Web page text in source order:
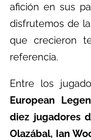
afición en sus
disfrutemos de
que crecieron
referencia.
Entre los
European
diez jugadores
Olazábal, Ian